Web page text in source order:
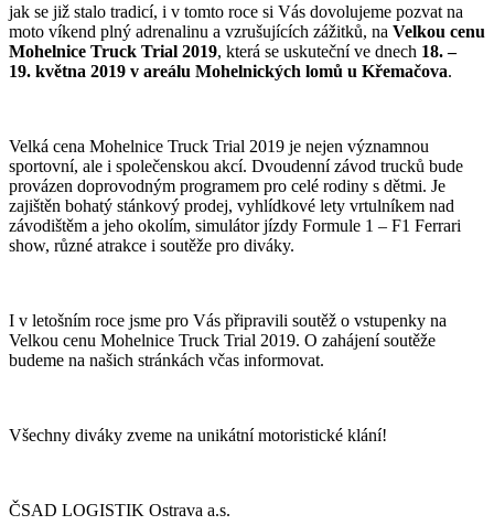
jak se již stalo tradicí, i v tomto roce si Vás dovolujeme pozvat na
moto víkend plný adrenalinu a vzrušujících zážitků, na Velkou cenu
Mohelnice Truck Trial 2019, která se uskuteční ve dnech 18. –
19. května 2019 v areálu Mohelnických lomů u Křemačova.
Velká cena Mohelnice Truck Trial 2019 je nejen významnou
sportovní, ale i společenskou akcí. Dvoudenní závod trucků bude
provázen doprovodným programem pro celé rodiny s dětmi. Je
zajištěn bohatý stánkový prodej, vyhlídkové lety vrtulníkem nad
závodištěm a jeho okolím, simulátor jízdy Formule 1 – F1 Ferrari
show, různé atrakce i soutěže pro diváky.
I v letošním roce jsme pro Vás připravili soutěž o vstupenky na
Velkou cenu Mohelnice Truck Trial 2019. O zahájení soutěže
budeme na našich stránkách včas informovat.
Všechny diváky zveme na unikátní motoristické klání!
ČSAD LOGISTIK Ostrava a.s.